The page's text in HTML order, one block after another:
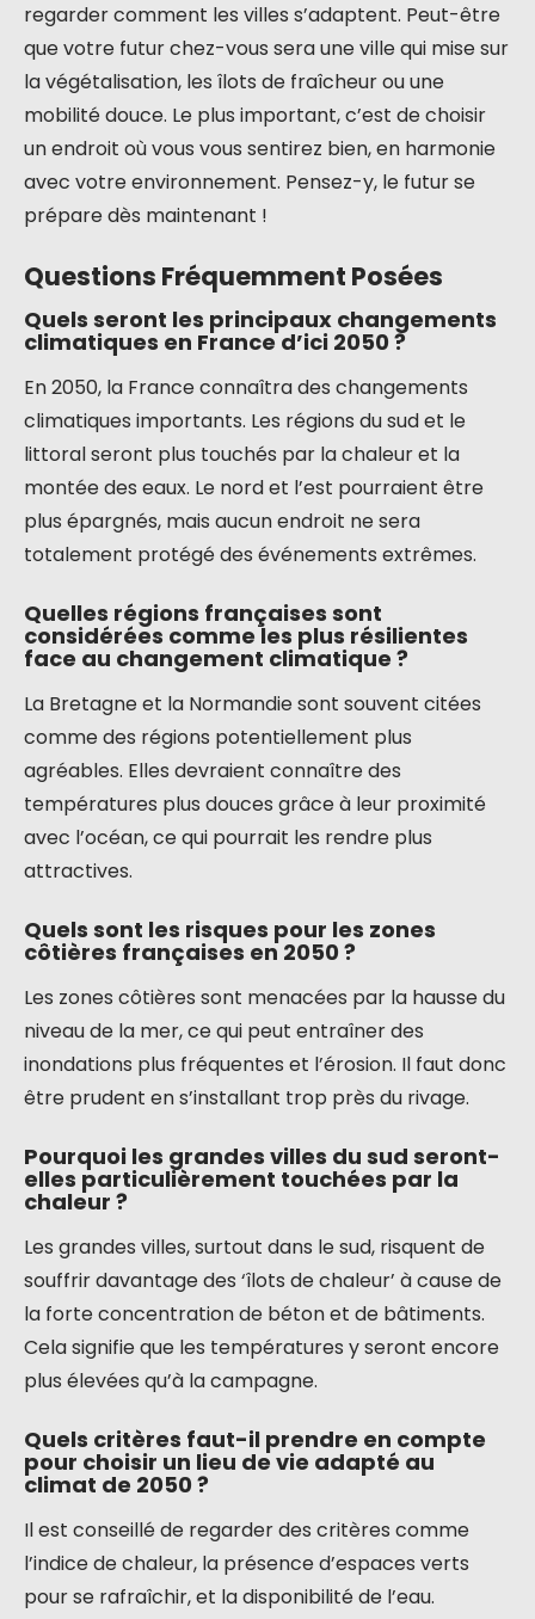
regarder comment les villes s’adaptent. Peut-être
que votre futur chez-vous sera une ville qui mise sur
la végétalisation, les îlots de fraîcheur ou une
mobilité douce. Le plus important, c’est de choisir
un endroit où vous vous sentirez bien, en harmonie
avec votre environnement. Pensez-y, le futur se
prépare dès maintenant !
Questions Fréquemment Posées
Quels seront les principaux changements
climatiques en France d’ici 2050 ?
En 2050, la France connaîtra des changements
climatiques importants. Les régions du sud et le
littoral seront plus touchés par la chaleur et la
montée des eaux. Le nord et l’est pourraient être
plus épargnés, mais aucun endroit ne sera
totalement protégé des événements extrêmes.
Quelles régions françaises sont
considérées comme les plus résilientes
face au changement climatique ?
La Bretagne et la Normandie sont souvent citées
comme des régions potentiellement plus
agréables. Elles devraient connaître des
températures plus douces grâce à leur proximité
avec l’océan, ce qui pourrait les rendre plus
attractives.
Quels sont les risques pour les zones
côtières françaises en 2050 ?
Les zones côtières sont menacées par la hausse du
niveau de la mer, ce qui peut entraîner des
inondations plus fréquentes et l’érosion. Il faut donc
être prudent en s’installant trop près du rivage.
Pourquoi les grandes villes du sud seront-
elles particulièrement touchées par la
chaleur ?
Les grandes villes, surtout dans le sud, risquent de
souffrir davantage des ‘îlots de chaleur’ à cause de
la forte concentration de béton et de bâtiments.
Cela signifie que les températures y seront encore
plus élevées qu’à la campagne.
Quels critères faut-il prendre en compte
pour choisir un lieu de vie adapté au
climat de 2050 ?
Il est conseillé de regarder des critères comme
l’indice de chaleur, la présence d’espaces verts
pour se rafraîchir, et la disponibilité de l’eau.